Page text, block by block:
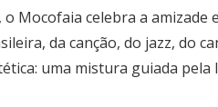
Mocofaia celebra a amizade
da canção, do jazz, do
uma mistura guiada pela